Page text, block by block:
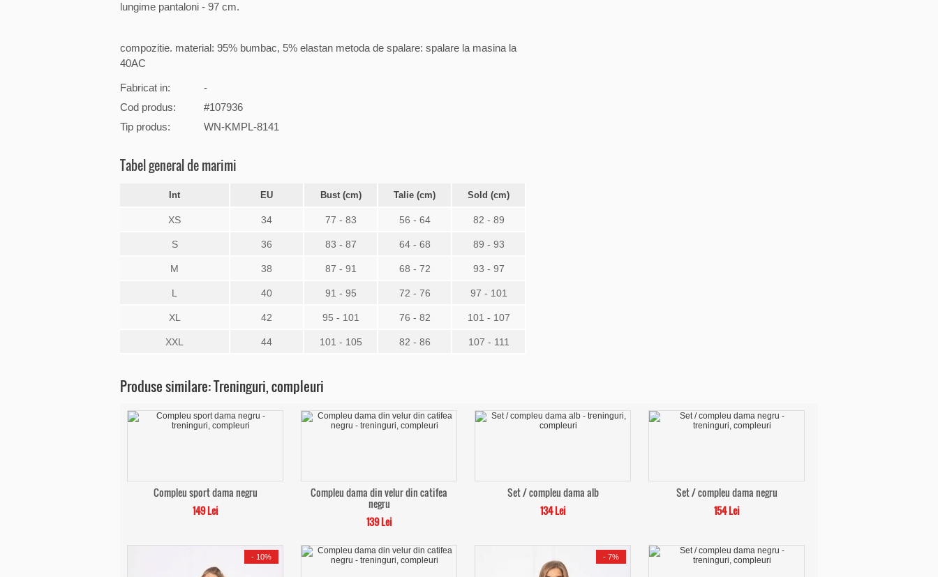
lungime pantaloni - 97 cm.
compozitie. material: 95% bumbac, 5% elastan metoda de spalare: spalare la masina la
40AC
Fabricat in:
-
Cod produs:
#107936
Tip produs:
WN-KMPL-8141
Tabel general de marimi
Int EU Bust (cm) Talie (cm) Sold (cm)
XS 34 77 - 83 56 - 64 82 - 89
S 36 83 - 87 64 - 68 89 - 93
M 38 87 - 91 68 - 72 93 - 97
L 40 91 - 95 72 - 76 97 - 101
XL 42 95 - 101 76 - 82 101 - 107
XXL 44 101 - 105 82 - 86 107 - 111
Produse similare: Treninguri, compleuri
Compleu sport dama negru
149 Lei
Compleu dama din velur din catifea
negru
139 Lei
Set / compleu dama alb
134 Lei
Set / compleu dama negru
154 Lei
- 10% - 7%